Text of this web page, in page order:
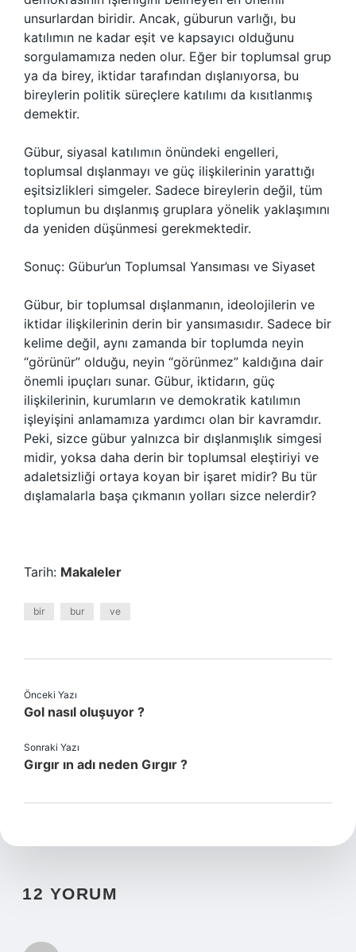
unsurlardan biridir. Ancak, güburun varlığı, bu
katılımın ne kadar eşit ve kapsayıcı olduğunu
sorgulamamıza neden olur. Eğer bir toplumsal grup
ya da birey, iktidar tarafından dışlanıyorsa, bu
bireylerin politik süreçlere katılımı da kısıtlanmış
demektir.
Gübur, siyasal katılımın önündeki engelleri,
toplumsal dışlanmayı ve güç ilişkilerinin yarattığı
eşitsizlikleri simgeler. Sadece bireylerin değil, tüm
toplumun bu dışlanmış gruplara yönelik yaklaşımını
da yeniden düşünmesi gerekmektedir.
Sonuç: Gübur’un Toplumsal Yansıması ve Siyaset
Gübur, bir toplumsal dışlanmanın, ideolojilerin ve
iktidar ilişkilerinin derin bir yansımasıdır. Sadece bir
kelime değil, aynı zamanda bir toplumda neyin
“görünür” olduğu, neyin “görünmez” kaldığına dair
önemli ipuçları sunar. Gübur, iktidarın, güç
ilişkilerinin, kurumların ve demokratik katılımın
işleyişini anlamamıza yardımcı olan bir kavramdır.
Peki, sizce gübur yalnızca bir dışlanmışlık simgesi
midir, yoksa daha derin bir toplumsal eleştiriyi ve
adaletsizliği ortaya koyan bir işaret midir? Bu tür
dışlamalarla başa çıkmanın yolları sizce nelerdir?
Tarih: Makaleler
bir bur ve
Önceki Yazı
Gol nasıl oluşuyor ?
Sonraki Yazı
Gırgır ın adı neden Gırgır ?
12 YORUM